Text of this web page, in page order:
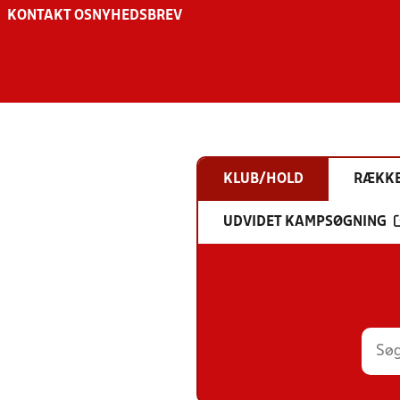
KONTAKT OS NYHEDSBREV
KLUB/HOLD
UDVIDET KAMPSØGNING